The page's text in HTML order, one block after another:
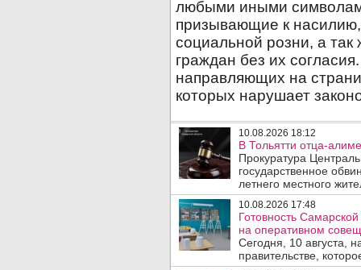
10.08.2026 18:12
В Тольятти отца-
Прокуратура
государственное
летнего местного
10.08.2026 17:48
Готовность
на оперативном
Сегодня, 10 августа,
правительстве,